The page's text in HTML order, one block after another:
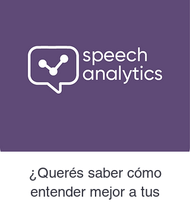
¿Querés saber cómo
entender mejor a tus